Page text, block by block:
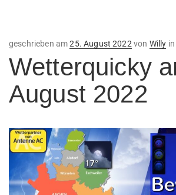
geschrieben amVeröffentlicht
25. August 2022 von Willy
Wetterquicky
August 2022